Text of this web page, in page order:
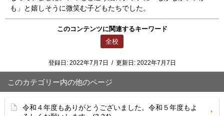
も」と嬉しそうに微笑む子どもたちでした。
このコンテンツに関連するキーワード
全校
登録日: 2022年7月7日 / 更新日: 2022年7月7日
このカテゴリー内の他のページ
令和４年度もありがとうございました。令和５年度もよ